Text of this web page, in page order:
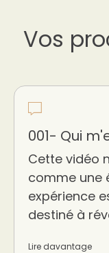
Vos
001- Qui
Cette vidéo
comme une
expérience
destiné à
Lire davantage